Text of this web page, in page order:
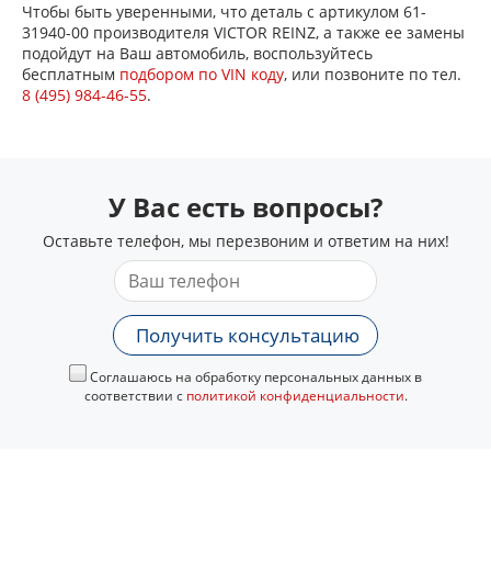
Чтобы быть уверенными, что деталь с артикулом 61-
31940-00 производителя VICTOR REINZ, а также ее замены
подойдут на Ваш автомобиль, воспользуйтесь
бесплатным подбором по VIN коду, или позвоните по тел.
8 (495) 984-46-55.
У Вас есть вопросы?
Оставьте телефон, мы перезвоним и ответим на них!
Получить консультацию
Соглашаюсь на обработку персональных данных в
соответствии с политикой конфиденциальности.